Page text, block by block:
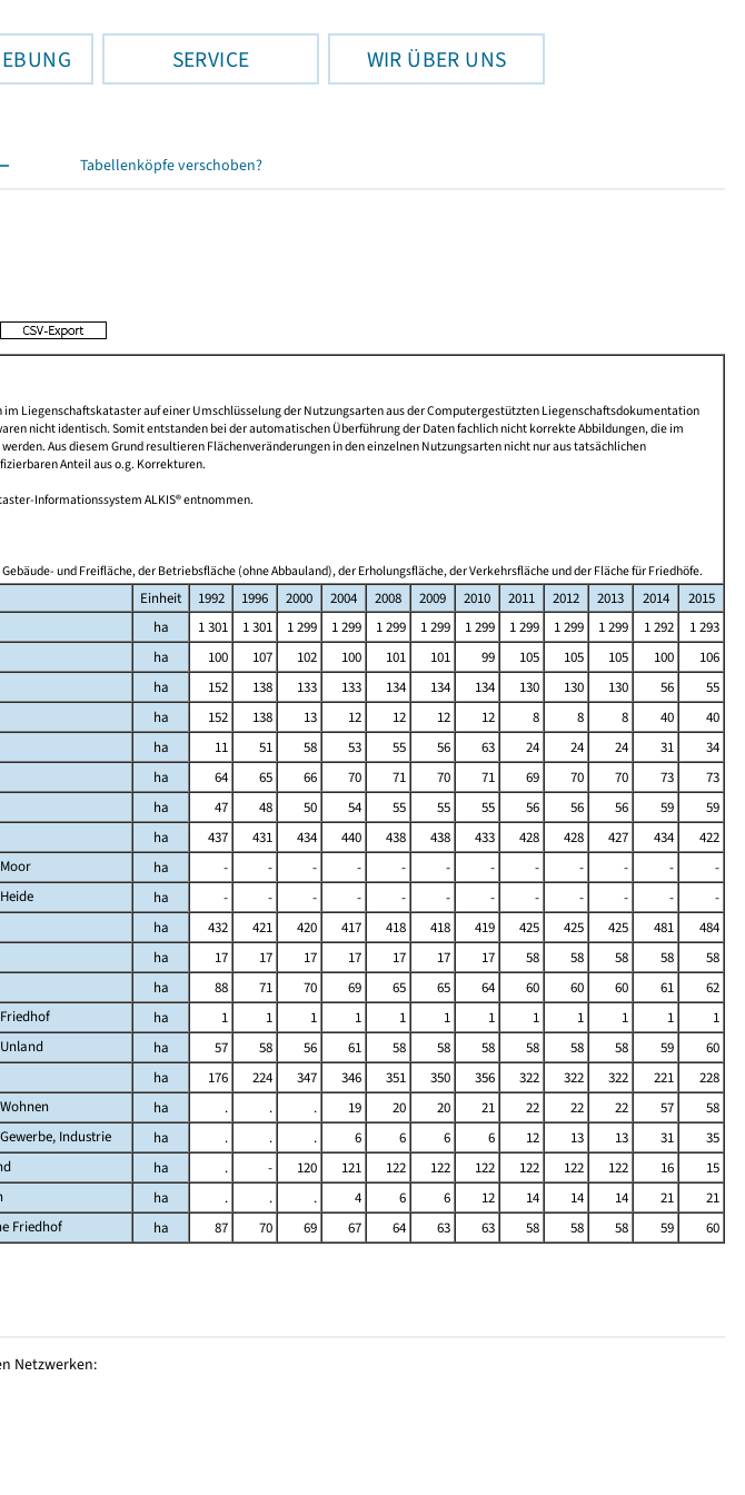
SERVICE WIR ÜBER UNS
Tabellenköpfe verschoben?
Liegenschaftskataster auf einer Umschlüsselung der Nutzungsarten aus der Computergestützten Liegenschaftsdokumentation
nicht identisch. Somit entstanden bei der automatischen Überführung der Daten fachlich nicht korrekte Abbildungen, die im
Aus diesem Grund resultieren Flächenveränderungen in den einzelnen Nutzungsarten nicht nur aus tatsächlichen
Anteil aus o.g. Korrekturen.
Informationssystem ALKIS® entnommen.
und Freifläche, der Betriebsfläche (ohne Abbauland), der Erholungsfläche, der Verkehrsfläche und der Fläche für Friedhöfe.
Einheit 1992 1996 2000 2004 2008 2009 2010 2011 2012 2013 2014
2015
ha 1 301 1 301 1 299 1 299 1 299 1 299 1 299 1 299 1 299 1 299 1 292
1 293
ha 100 107 102 100 101 101 99 105 105 105 100
106
ha 152 138 133 133 134 134 134 130 130 130 56
55
ha 152 138 13 12 12 12 12 8 8 8 40
40
ha 11 51 58 53 55 56 63 24 24 24 31
34
ha 64 65 66 70 71 70 71 69 70 70 73
73
ha 47 48 50 54 55 55 55 56 56 56 59
59
ha 437 431 434 440 438 438 433 428 428 427 434
422
Moor ha - - - - - - - - - - -
-
Heide
ha - - - - - - - - - - -
-
ha 432 421 420 417 418 418 419 425 425 425 481
484
ha 17 17 17 17 17 17 17 58 58 58 58
58
ha 88 71 70 69 65 65 64 60 60 60 61
62
Friedhof ha 1 1 1 1 1 1 1 1 1 1 1
1
Unland
ha 57 58 56 61 58 58 58 58 58 58 59
60
ha 176 224 347 346 351 350 356 322 322 322 221
228
Wohnen ha . . . 19 20 20 21 22 22 22 57
58
Gewerbe, Industrie
ha . . . 6 6 6 6 12 13 13 31
35
ha . - 120 121 122 122 122 122 122 122 16
15
ha . . . 4 6 6 12 14 14 14 21
21
Friedhof
ha 87 70 69 67 64 63 63 58 58 58 59 60
Netzwerken: